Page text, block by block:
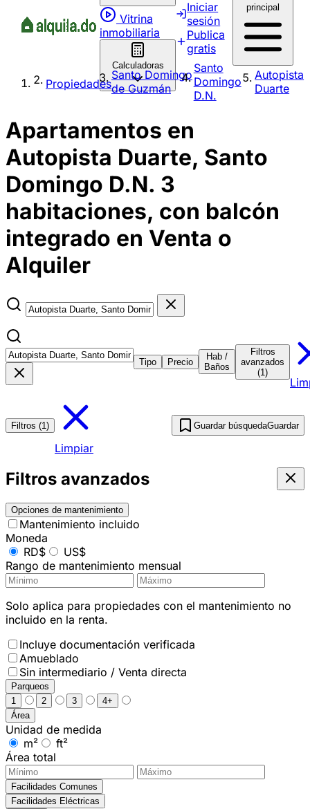
Vitrina
inmobiliaria
Calculadoras
Iniciar
sesión
Publica
gratis
principal
Propiedades
Santo Domingo
de Guzmán
Santo
Domingo
D.N.
Autopista
Duarte
Apartamentos en
Autopista Duarte, Santo
Domingo D.N. 3
habitaciones, con balcón
integrado en Venta o
Alquiler
Tipo Precio
Hab /
Baños
Filtros
avanzados
(1)
Filtros (1)
Limpiar
Guardar búsquedaGuardar
Filtros avanzados
Opciones de mantenimiento
Mantenimiento incluido
Moneda
RD$
US$
Rango de mantenimiento mensual
Solo aplica para propiedades con el mantenimiento no
incluido en la renta.
Incluye documentación verificada
Amueblado
Sin intermediario / Venta directa
Parqueos
1
2 3
4+
Área
Unidad de medida
m²
ft²
Área total
Facilidades Comunes
Facilidades Eléctricas